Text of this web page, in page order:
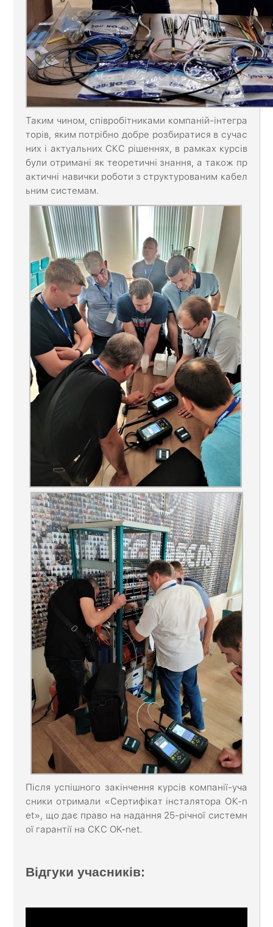
Таким чином, співробітниками компаній-інтегра
торів, яким потрібно добре розбиратися в сучас
них і актуальних СКС рішеннях, в рамках курсів
були отримані як теоретичні знання, а також пр
актичні навички роботи з структурованим кабел
ьним системам.
Після успішного закінчення курсів компанії-уча
сники отримали «Сертифікат інсталятора ОК-n
et», що дає право на надання 25-річної системн
ої гарантії на СКС OK-net.
Відгуки учасників: